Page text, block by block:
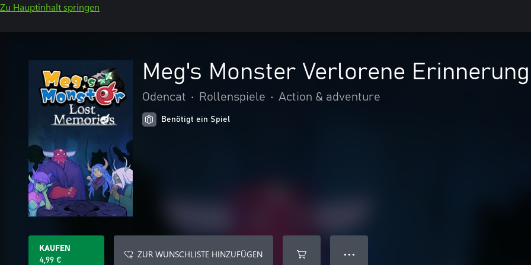
Zu Hauptinhalt springen
Meg's Monster Verlorene
Odencat • Rollenspiele • Action & adventure
Benötigt ein Spiel
KAUFEN
4,99 €
ZUR WUNSCHLISTE HINZUFÜGEN ● ● ●